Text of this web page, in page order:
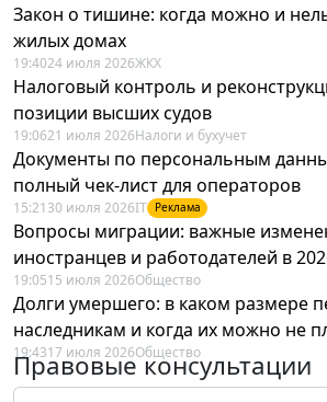
Закон о тишине: когда можно и
жилых домах
19:4024 июля 2026ЖКХ
Налоговый контроль и
позиции высших судов
19:0621 июля 2026Налоги и бухучет
Документы по персональным
полный чек-лист для операторов
15:21 30 июля 2026IT Реклама
Вопросы миграции: важные
иностранцев и работодателей в
19:0515 июля 2026Общество
Долги умершего: в каком размере
наследникам и когда их можно не
19:4317 июля 2026Общество
Правовые консультации